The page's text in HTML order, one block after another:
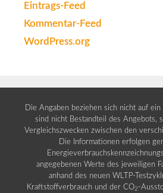
Eintrags-Feed
Kommentar-Feed
WordPress.org
Die Angaben beziehen sich nicht auf ein
sind nicht Bestandteil des Angebots,
Vergleichszwecken zwischen den
Die Informationen erfolgen
angegebenen Werte des jeweiligen
anhand des neuen WLTP-
Kraftstoffverbrauch und der CO2 -